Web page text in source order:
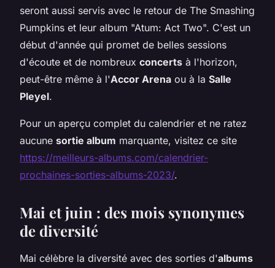
seront aussi servis avec le retour de The Smashing
Pumpkins et leur album "Atum: Act Two". C'est un
début d'année qui promet de belles sessions
d'écoute et de nombreux concerts à l'horizon,
peut-être même à l'Accor Arena ou à la Salle
Pleyel.
Pour un aperçu complet du calendrier et ne ratez
aucune sortie album marquante, visitez ce site
https://meilleurs-albums.com/calendrier-
prochaines-sorties-albums-2023/.
Mai et juin : des mois synonymes
de diversité
Mai célèbre la diversité avec des sorties d'albums